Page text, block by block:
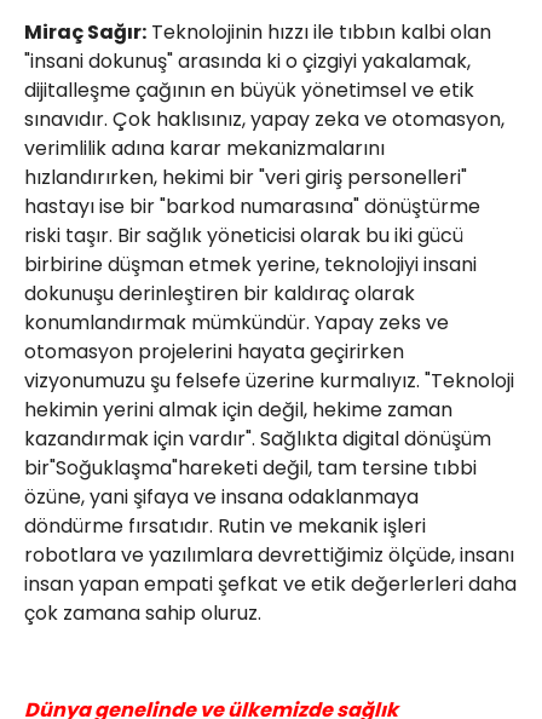
Miraç Sağır: Teknolojinin hızzı ile tıbbın kalbi olan
"insani dokunuş" arasında ki o çizgiyi yakalamak,
dijitalleşme çağının en büyük yönetimsel ve etik
sınavıdır. Çok haklısınız, yapay zeka ve otomasyon,
verimlilik adına karar mekanizmalarını
hızlandırırken, hekimi bir "veri giriş personelleri"
hastayı ise bir "barkod numarasına" dönüştürme
riski taşır. Bir sağlık yöneticisi olarak bu iki gücü
birbirine düşman etmek yerine, teknolojiyi insani
dokunuşu derinleştiren bir kaldıraç olarak
konumlandırmak mümkündür. Yapay zeks ve
otomasyon projelerini hayata geçirirken
vizyonumuzu şu felsefe üzerine kurmalıyız. "Teknoloji
hekimin yerini almak için değil, hekime zaman
kazandırmak için vardır". Sağlıkta digital dönüşüm
bir"Soğuklaşma"hareketi değil, tam tersine tıbbi
özüne, yani şifaya ve insana odaklanmaya
döndürme fırsatıdır. Rutin ve mekanik işleri
robotlara ve yazılımlara devrettiğimiz ölçüde, insanı
insan yapan empati şefkat ve etik değerlerleri daha
çok zamana sahip oluruz.
Dünya genelinde ve ülkemizde sağlık